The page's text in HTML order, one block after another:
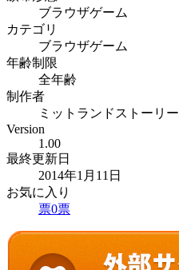
ブラウザゲーム
カテゴリ
ブラウザゲーム
年齢制限
全年齢
制作者
ミットランドストーリー
Version
1.00
最終更新日
2014年1月11日
お気に入り
票0票